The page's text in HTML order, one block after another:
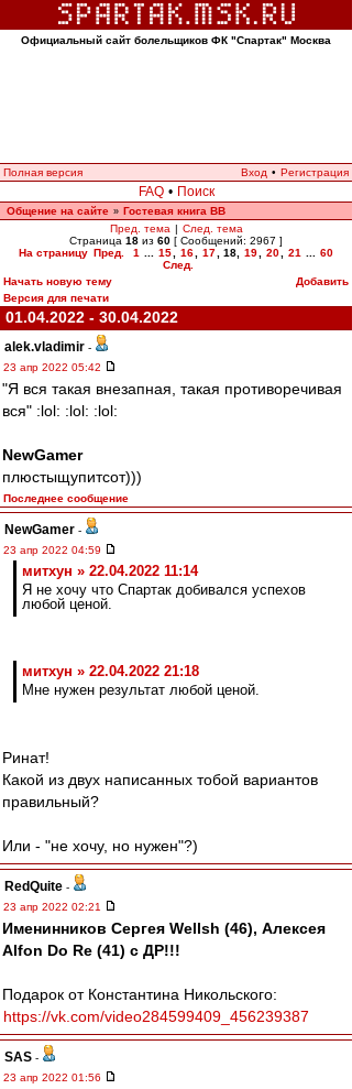
Официальный сайт болельщиков ФК "Спартак" Москва
Полная версия Вход • Регистрация
FAQ • Поиск
Общение на сайте » Гостевая книга ВВ
Пред. тема | След. тема
Страница 18 из 60 [ Сообщений: 2967 ]
На страницу Пред. 1 15 16 17 18 19 20 21
60
След.
Начать новую тему
Добавить
Версия для печати
01.04.2022 - 30.04.2022
alek.vladimir -
23 апр 2022 05:42
"Я вся такая внезапная, такая противоречивая
вся" :lol: :lol: :lol:
NewGamer
плюстыщупитсот)))
Последнее сообщение
NewGamer -
23 апр 2022 04:59
митхун » 22.04.2022 11:14
Я не хочу что Спартак добивался успехов
любой ценой.
митхун » 22.04.2022 21:18
Мне нужен результат любой ценой.
Ринат!
Какой из двух написанных тобой вариантов
правильный?
Или - "не хочу, но нужен"?)
RedQuite -
23 апр 2022 02:21
Именинников Сергея Wellsh (46), Алексея
Alfon Do Re (41) с ДР!!!
Подарок от Константина Никольского:
https://vk.com/video284599409_456239387
SAS -
23 апр 2022 01:56